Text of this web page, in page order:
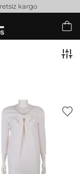
kargo